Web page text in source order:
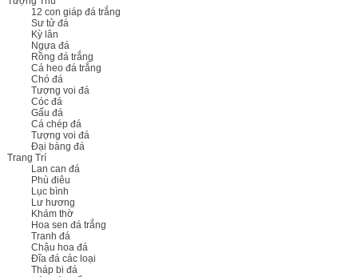
12 con giáp đá trắng
Sư tử đá
Kỳ lân
Ngựa đá
Rồng đá trắng
Cá heo đá trắng
Chó đá
Tượng voi đá
Cóc đá
Gấu đá
Cá chép đá
Tượng voi đá
Đại bàng đá
Trang Trí
Lan can đá
Phù điêu
Lục bình
Lư hương
Khám thờ
Hoa sen đá trắng
Tranh đá
Chậu hoa đá
Đĩa đá các loại
Tháp bi đá